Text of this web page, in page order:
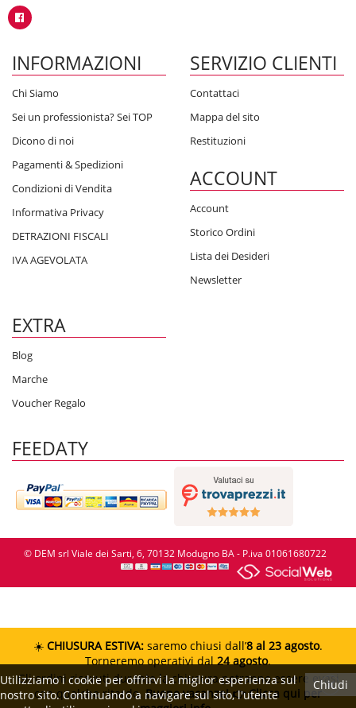
INFORMAZIONI
Chi Siamo
Sei un professionista? Sei TOP
Dicono di noi
Pagamenti & Spedizioni
Condizioni di Vendita
Informativa Privacy
DETRAZIONI FISCALI
IVA AGEVOLATA
SERVIZIO CLIENTI
Contattaci
Mappa del sito
Restituzioni
ACCOUNT
Account
Storico Ordini
Lista dei Desideri
Newsletter
EXTRA
Blog
Marche
Voucher Regalo
FEEDATY
© DEM srl Viale dei Sarti, 6, 70132 Modugno BA - P.iva 01061680722
Chiudi
Utilizziamo i cookie per offrirvi la miglior esperienza sul
nostro sito. Continuando a navigare sul sito, l'utente
☀️ CHIUSURA ESTIVA: saremo chiusi dall’8 al 23 agosto.
Torneremo operativi dal24 agosto.
Gli ordini ricevuti durante la chiusura potranno essere evasi
con qualche ritardo. Buone vacanze!👉 Clicca qui per